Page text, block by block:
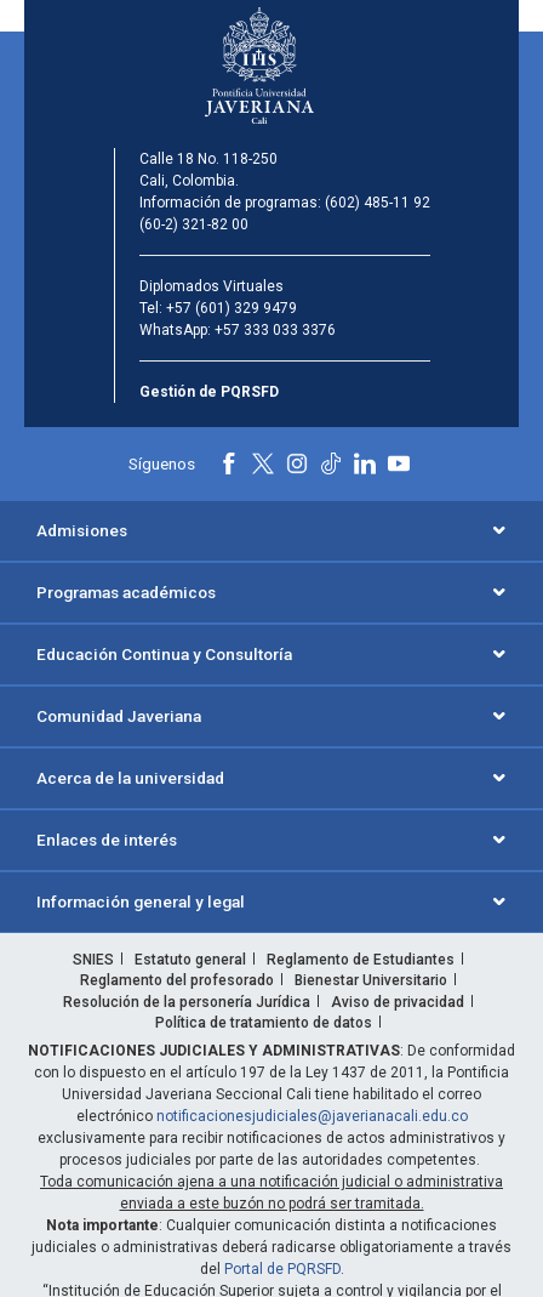
Calle 18 No. 118-250
Cali, Colombia.
Información de programas: (602) 485-11 92
(60-2) 321-82 00
Diplomados Virtuales
Tel: +57 (601) 329 9479
WhatsApp: +57 333 033 3376
Gestión de PQRSFD
Síguenos
Admisiones
Programas académicos
Educación Continua y Consultoría
Comunidad Javeriana
Acerca de la universidad
Enlaces de interés
Información general y legal
SNIES Estatuto general
Reglamento de Estudiantes
Reglamento del profesorado
Bienestar Universitario
Resolución de la personería Jurídica
Aviso de privacidad
Política de tratamiento de datos
NOTIFICACIONES JUDICIALES Y ADMINISTRATIVAS: De conformidad
con lo dispuesto en el artículo 197 de la Ley 1437 de 2011, la Pontificia
Universidad Javeriana Seccional Cali tiene habilitado el correo
electrónico notificacionesjudiciales@javerianacali.edu.co
exclusivamente para recibir notificaciones de actos administrativos y
procesos judiciales por parte de las autoridades competentes.
Toda comunicación ajena a una notificación judicial o administrativa
enviada a este buzón no podrá ser tramitada.
Nota importante: Cualquier comunicación distinta a notificaciones
judiciales o administrativas deberá radicarse obligatoriamente a través
del Portal de PQRSFD.
“Institución de Educación Superior sujeta a control y vigilancia por el